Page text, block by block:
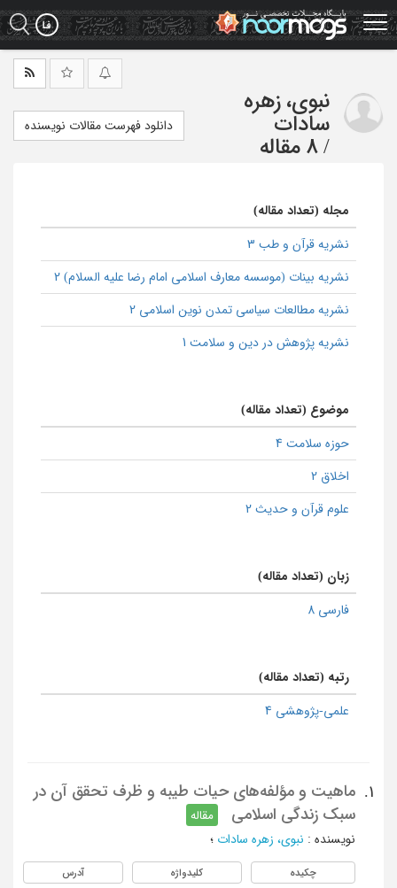
Skip
to
main
نبوی، زهره
سادات
/ 8 مقاله
دانلود فهرست مقالات نویسنده
مجله (تعداد مقاله)
نشریه قرآن و طب 3
نشریه بینات (موسسه معارف اسلامی امام رضا علیه السلام) 2
نشریه مطالعات سیاسی تمدن نوین اسلامی 2
نشریه پژوهش در دین و سلامت 1
موضوع (تعداد مقاله)
حوزه سلامت 4
اخلاق 2
علوم قرآن و حدیث 2
زبان (تعداد مقاله)
فارسی 8
رتبه (تعداد مقاله)
علمی-پژوهشی 4
1.
ماهیت و مؤلفه‌های حیات طیبه و ظرف تحقق آن در
سبک زندگی اسلامی
مقاله
نویسنده : نبوی، زهره سادات ؛
چکیده کلیدواژه آدرس